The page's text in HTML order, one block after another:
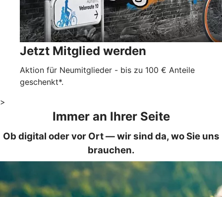
Jetzt Mitglied werden
Aktion für Neumitglieder - bis zu 100 € Anteile
geschenkt*.
>
Immer an Ihrer Seite
Ob digital oder vor Ort — wir sind da, wo Sie uns
brauchen.